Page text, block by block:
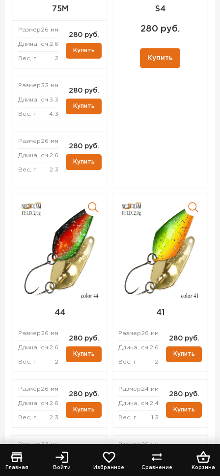
Главная Войти Избранное Сравнение Корзина
75M
Размер26 мм
Длина, см 2.6
Вес, г 2
280 руб.
Купить
Размер33 мм
Длина, см 3.3
Вес, г 4.3
280 руб.
Купить
Размер26 мм
Длина, см 2.6
Вес, г 2.3
280 руб.
Купить
S4
280 руб.
Купить
44
Размер26 мм
Длина, см 2.6
Вес, г 2
280 руб.
Купить
Размер26 мм
Длина, см 2.6
Вес, г 2.3
280 руб.
Купить
Размер33 мм
Длина, см 3.3
Купить
41
Размер26 мм
Длина, см 2.6
Вес, г 2
280 руб.
Купить
Размер24 мм
Длина, см 2.4
Вес, г 1.3
280 руб.
Купить
Размер26 мм
2.6
Купить